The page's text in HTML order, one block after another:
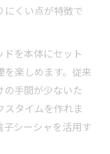
にくい点が特徴で
を本体にセット
を楽しめます。従来
の手間が少ないた
スタイムを作れま
シーシャを活用す